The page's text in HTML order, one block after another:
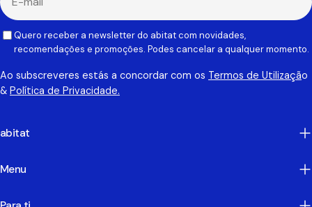
mail
Quero receber a newsletter do abitat com novidades,
recomendações e promoções. Podes cancelar a qualquer momento.
Ao subscreveres estás a concordar com os Termos de Utilização
& Política de Privacidade.
abitat
Menu